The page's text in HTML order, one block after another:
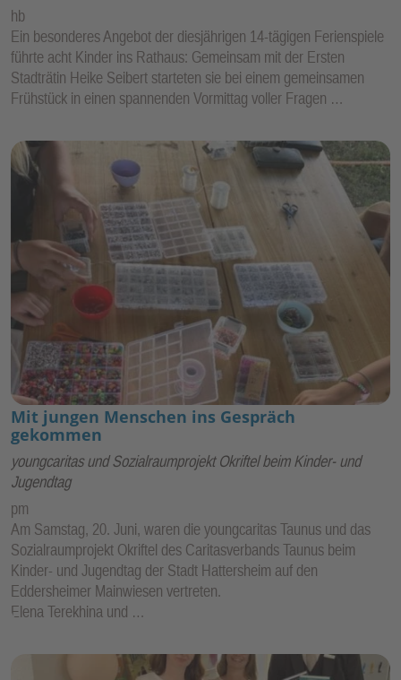
hb
Ein besonderes Angebot der diesjährigen 14-tägigen Ferienspiele
führte acht Kinder ins Rathaus: Gemeinsam mit der Ersten
Stadträtin Heike Seibert starteten sie bei einem gemeinsamen
Frühstück in einen spannenden Vormittag voller Fragen …
Mit jungen Menschen ins Gespräch
gekommen
youngcaritas und Sozialraumprojekt Okriftel beim Kinder- und
Jugendtag
pm
Am Samstag, 20. Juni, waren die youngcaritas Taunus und das
Sozialraumprojekt Okriftel des Caritasverbands Taunus beim
Kinder- und Jugendtag der Stadt Hattersheim auf den
Eddersheimer Mainwiesen vertreten.
Elena Terekhina und …